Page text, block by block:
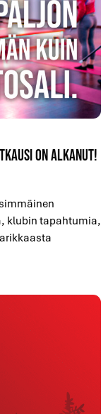
on alkanut!
klubin tapahtumia,